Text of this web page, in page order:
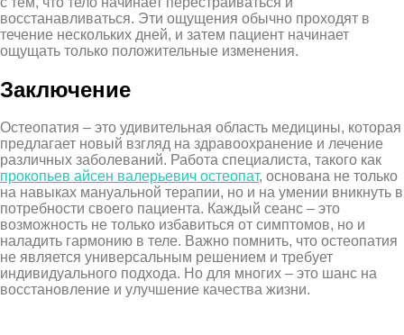
восстанавливаться. Эти ощущения обычно проходят в
течение нескольких дней, и затем пациент начинает
ощущать только положительные изменения.
Заключение
Остеопатия – это удивительная область медицины, которая
предлагает новый взгляд на здравоохранение и лечение
различных заболеваний. Работа специалиста, такого как
прокопьев айсен валерьевич остеопат, основана не только
на навыках мануальной терапии, но и на умении вникнуть в
потребности своего пациента. Каждый сеанс – это
возможность не только избавиться от симптомов, но и
наладить гармонию в теле. Важно помнить, что остеопатия
не является универсальным решением и требует
индивидуального подхода. Но для многих – это шанс на
восстановление и улучшение качества жизни.